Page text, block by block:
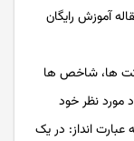
آموزش رایگان
ها، شاخص ها
مورد نظر خود
انداز: در یک